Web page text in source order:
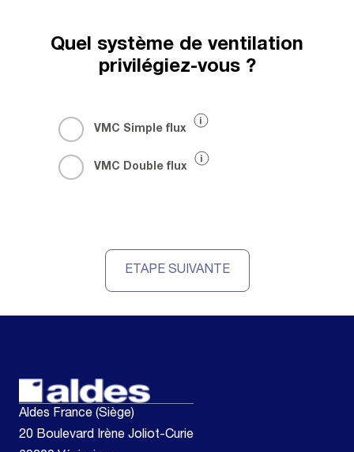
Quel système de ventilation
privilégiez-vous ?
VMC Simple flux
VMC Double flux
ETAPE SUIVANTE
Aldes France (Siège)
20 Boulevard Irène Joliot-Curie